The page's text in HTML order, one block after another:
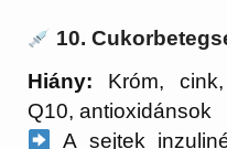
10.
Hiány: Króm,
Q10, antioxidánsok
A sejtek